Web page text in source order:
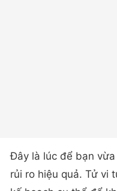
Đây là lúc để bạn
rủi ro hiệu quả. Tử vi